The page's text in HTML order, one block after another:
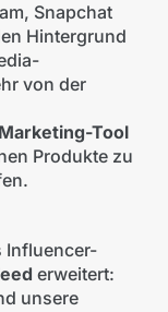
Snapchat
Hintergrund
von der
Marketing-Tool
Produkte zu
Influencer-
erweitert:
unsere